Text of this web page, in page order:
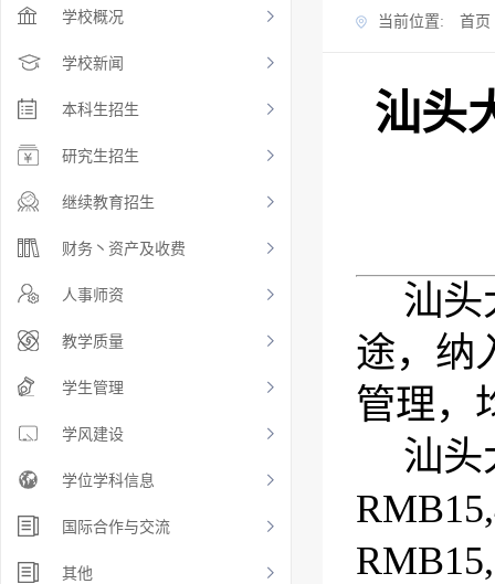
学校概况
学校新闻
本科生招生
研究生招生
继续教育招生
财务丶资产及收费
人事师资
教学质量
学生管理
学风建设
学位学科信息
国际合作与交流
其他
当前位置: 首页
汕头
汕头
途，纳
管理，
汕头
RMB
RMB